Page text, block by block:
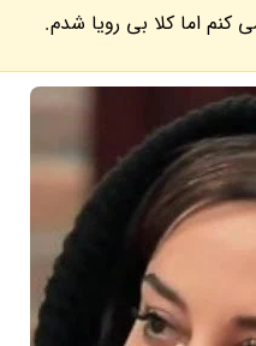
اما کلا بی رویا شدم.